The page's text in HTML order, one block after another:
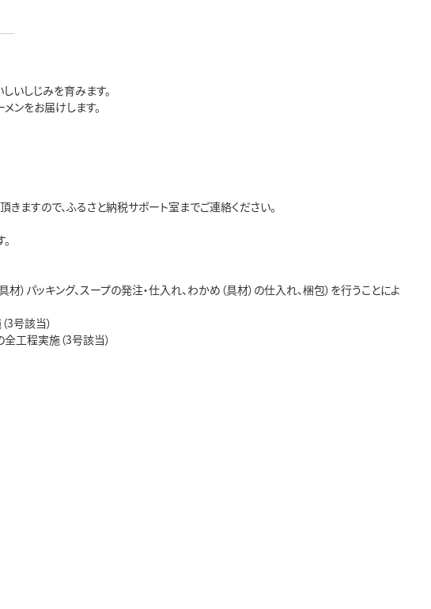
いしじみを育みます。
ンをお届けします。
すので、ふるさと納税サポート室までご連絡ください。
パッキング、スープの発注・仕入れ、わかめ（具材）の仕入れ、梱包）を行うことによ
号該当）
工程実施（3号該当）